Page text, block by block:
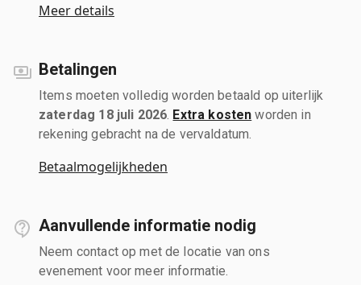
Meer details
Betalingen
Items moeten volledig worden betaald op uiterlijk
zaterdag 18 juli 2026 Extra kosten worden in
rekening gebracht na de vervaldatum.
Betaalmogelijkheden
Aanvullende informatie nodig
Neem contact op met de locatie van ons
evenement voor meer informatie.